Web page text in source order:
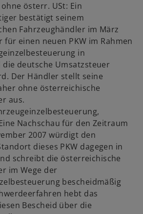
ohne österr. USt: Ein
bestätigt seinem
Fahrzeughändler im März
für einen neuen PKW im Rahmen
in
die deutsche Umsatzsteuer
Der Händler stellt seine
ohne österreichische
aus.
Nachschau für den Zeitraum
2007 würdigt den
dieses PKW dagegen in
schreibt die österreichische
im Wege der
bescheidmäßig
hebt das
Bescheid über die